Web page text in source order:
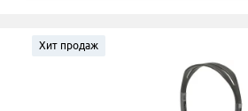
Хит продаж